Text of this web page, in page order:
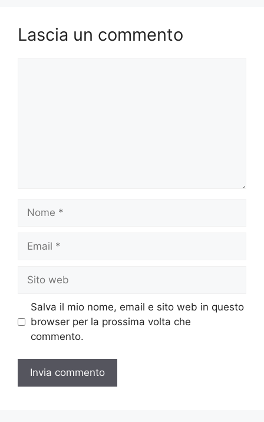
Lascia un commento
web
Salva il mio nome, email e sito web in questo
browser per la prossima volta che
commento.